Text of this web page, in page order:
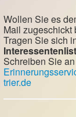
Wollen Sie es
Mail zugeschickt
Tragen Sie sich
Schreiben Sie an
trier.de